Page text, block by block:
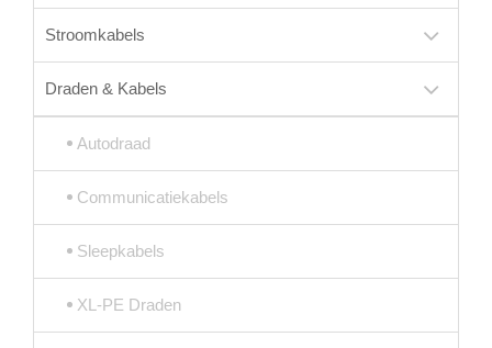
Stroomkabels
Draden & Kabels
Autodraad
Communicatiekabels
Sleepkabels
XL-PE Draden